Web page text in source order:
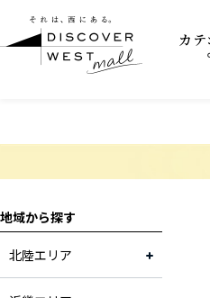
カテ
地域から探す
北陸エリア